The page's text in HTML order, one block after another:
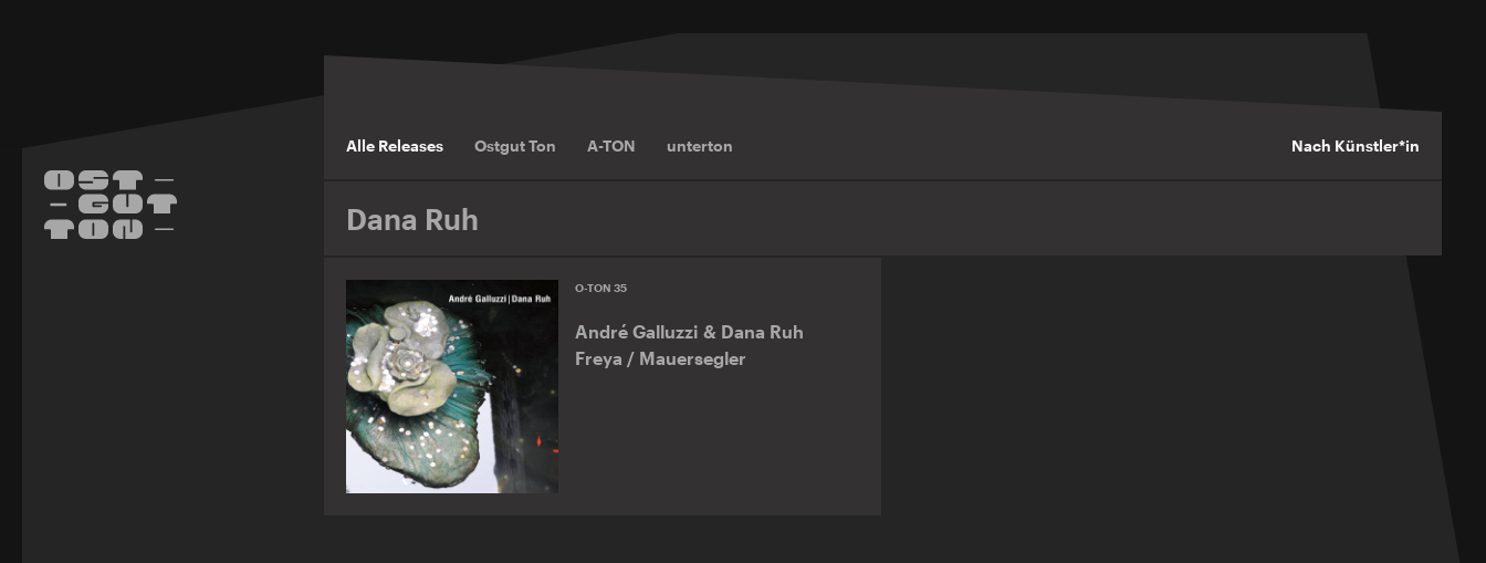
Alle Releases Ostgut Ton A-TON unterton Nach Künstler*in
Dana Ruh
O-TON 35
André Galluzzi & Dana Ruh
Freya / Mauersegler